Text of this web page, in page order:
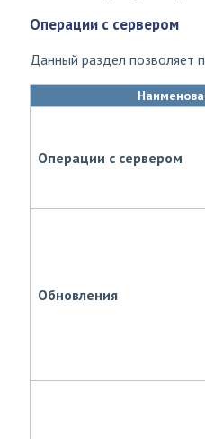
Операции с сервером
Данный раздел позволяет
Операции с сервером
Обновления